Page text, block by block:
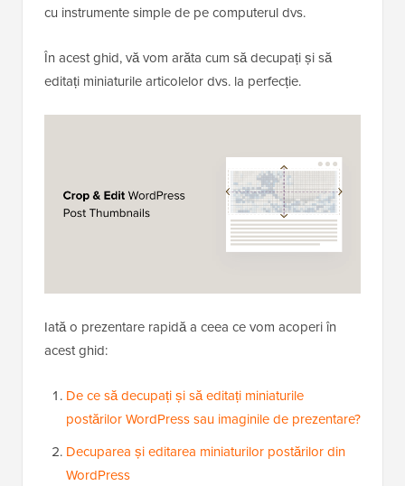
cu instrumente simple de pe computerul dvs.
În acest ghid, vă vom arăta cum să decupați și să
editați miniaturile articolelor dvs. la perfecție.
Iată o prezentare rapidă a ceea ce vom acoperi în
acest ghid:
De ce să decupați și să editați miniaturile
postărilor WordPress sau imaginile de prezentare?
Decuparea și editarea miniaturilor postărilor din
WordPress